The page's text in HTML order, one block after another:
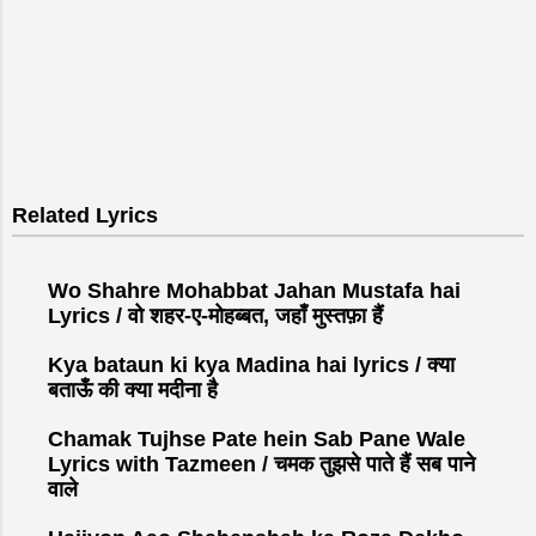
Related Lyrics
Wo Shahre Mohabbat Jahan Mustafa hai
Lyrics / वो शहर-ए-मोहब्बत, जहाँ मुस्तफ़ा हैं
Kya bataun ki kya Madina hai lyrics / क्या
बताऊँ की क्या मदीना है
Chamak Tujhse Pate hein Sab Pane Wale
Lyrics with Tazmeen / चमक तुझसे पाते हैं सब पाने
वाले